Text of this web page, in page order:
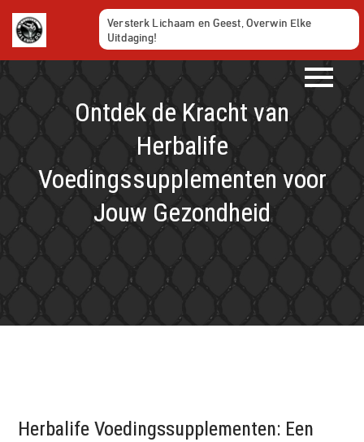
Ga
naar
de
inhoud
Versterk Lichaam en Geest, Overwin Elke
Uitdaging!
Ontdek de Kracht van
Herbalife
Voedingssupplementen voor
Jouw Gezondheid
Herbalife Voedingssupplementen: Een